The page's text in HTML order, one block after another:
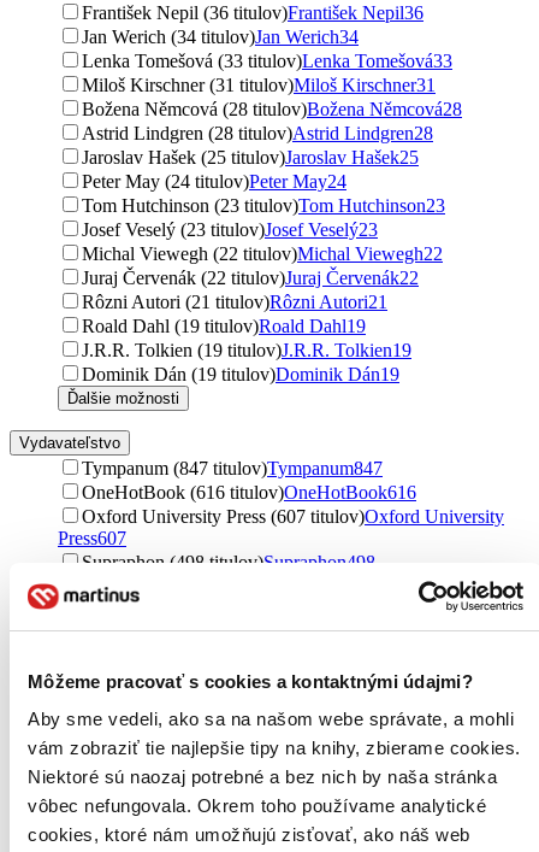
Môžeme pracovať s cookies a kontaktnými údajmi?
Aby sme vedeli, ako sa na našom webe správate, a mohli
vám zobraziť tie najlepšie tipy na knihy, zbierame cookies.
Niektoré sú naozaj potrebné a bez nich by naša stránka
vôbec nefungovala. Okrem toho používame analytické
cookies, ktoré nám umožňujú zisťovať, ako náš web
František Nepil (36 titulov)František Nepil36
Jan Werich (34 titulov)Jan Werich34
Lenka Tomešová (33 titulov)Lenka Tomešová33
Miloš Kirschner (31 titulov)Miloš Kirschner31
Božena Němcová (28 titulov)Božena Němcová28
Astrid Lindgren (28 titulov)Astrid Lindgren28
Jaroslav Hašek (25 titulov)Jaroslav Hašek25
Peter May (24 titulov)Peter May24
Tom Hutchinson (23 titulov)Tom Hutchinson23
Josef Veselý (23 titulov)Josef Veselý23
Michal Viewegh (22 titulov)Michal Viewegh22
Juraj Červenák (22 titulov)Juraj Červenák22
Rôzni Autori (21 titulov)Rôzni Autori21
Roald Dahl (19 titulov)Roald Dahl19
J.R.R. Tolkien (19 titulov)J.R.R. Tolkien19
Dominik Dán (19 titulov)Dominik Dán19
Ďalšie možnosti
Vydavateľstvo
Tympanum (847 titulov)Tympanum847
OneHotBook (616 titulov)OneHotBook616
Oxford University Press (607 titulov)Oxford University
Press607
Supraphon (498 titulov)Supraphon498
Radioservis (450 titulov)
Cambridge
University Press412
Pearson (287 titulov)Pearson287
A.L.I. (204 titulov) A.L.I.204
MacMillan (190 titulov)MacMillan190
Popron music (125 titulov) Popron music125
Max Hueber Verlag (103 titulov)Max Hueber Verlag103
Albatros CZ (98 titulov)Albatros CZ
98